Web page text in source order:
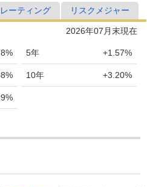
レーティング リスクメジャー
2026年07月末現在
5年 +1.57%
10年 +3.20%